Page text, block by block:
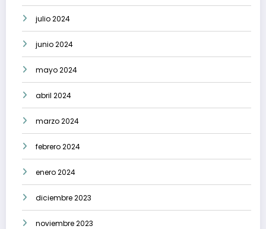
julio 2024
junio 2024
mayo 2024
abril 2024
marzo 2024
febrero 2024
enero 2024
diciembre 2023
noviembre 2023